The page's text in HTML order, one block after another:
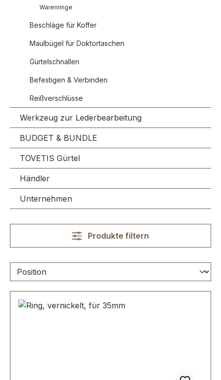
Warenringe
Beschläge für Koffer
Maulbügel für Doktortaschen
Gürtelschnallen
Befestigen & Verbinden
Reißverschlüsse
Werkzeug zur Lederbearbeitung
BUDGET & BUNDLE
TOVETIS Gürtel
Händler
Unternehmen
Produkte filtern